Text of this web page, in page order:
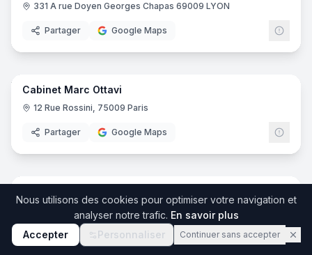
331 A rue Doyen Georges Chapas 69009 LYON
Partager Google Maps
10
Cabinet Marc Ottavi
12 Rue Rossini, 75009 Paris
Partager Google Maps
5
93 Rue Saint-Aubert, 62000 Arras
Partager Google Maps
Nous utilisons des cookies pour optimiser votre navigation et
analyser notre trafic. En savoir plus
Accepter
Personnaliser Continuer sans accepter